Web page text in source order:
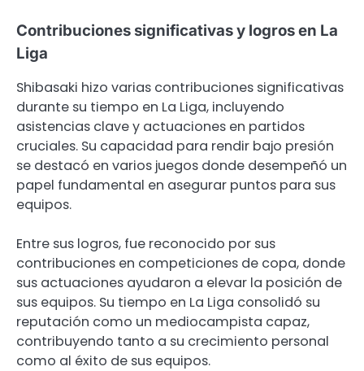
Contribuciones significativas y logros en La
Liga
Shibasaki hizo varias contribuciones significativas
durante su tiempo en La Liga, incluyendo
asistencias clave y actuaciones en partidos
cruciales. Su capacidad para rendir bajo presión
se destacó en varios juegos donde desempeñó un
papel fundamental en asegurar puntos para sus
equipos.
Entre sus logros, fue reconocido por sus
contribuciones en competiciones de copa, donde
sus actuaciones ayudaron a elevar la posición de
sus equipos. Su tiempo en La Liga consolidó su
reputación como un mediocampista capaz,
contribuyendo tanto a su crecimiento personal
como al éxito de sus equipos.